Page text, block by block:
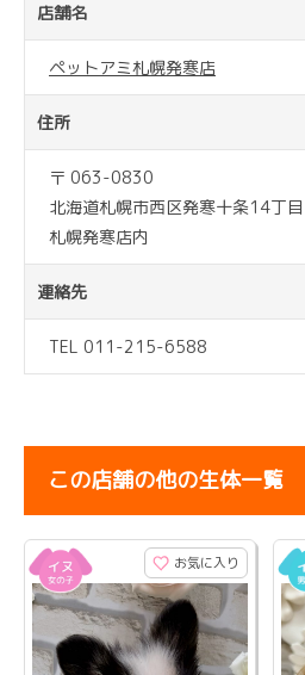
店舗名
ペットアミ札幌発寒店
住所
〒 063-0830
北海道札幌市西区発寒十条14
札幌発寒店内
連絡先
TEL 011-215-6588
この店舗の他の生体一覧
お気に入り